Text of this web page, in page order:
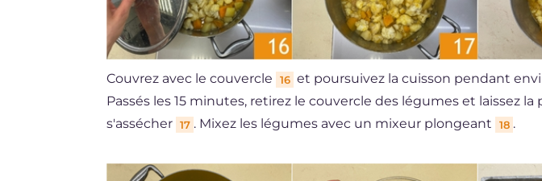
Couvrez avec le couvercle 16 et poursuivez la cuisson pendant
Passés les 15 minutes, retirez le couvercle des légumes et laissez la
s'assécher 17 . Mixez les légumes avec un mixeur plongeant 18 .